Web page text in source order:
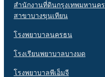
สำนักงานที่ดินกรุงเทพมหานคร
สาขาบางขุนเทียน
โรงพยาบาลนครธน
โรงเรียนพยาบาลบางมด
โรงพยาบาลพีเอ็มจี